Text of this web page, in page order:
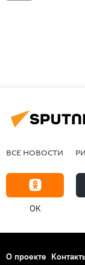
ВСЕ НОВОСТИ
OK
О проекте